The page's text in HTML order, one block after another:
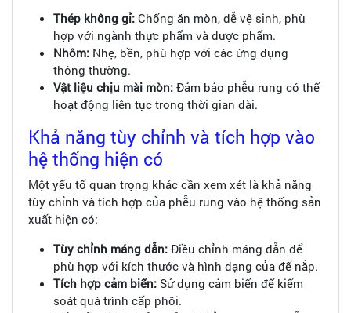
Thép không gỉ: Chống ăn mòn, dễ vệ sinh, phù
hợp với ngành thực phẩm và dược phẩm.
Nhôm: Nhẹ, bền, phù hợp với các ứng dụng
thông thường.
Vật liệu chịu mài mòn: Đảm bảo phễu rung có thể
hoạt động liên tục trong thời gian dài.
Khả năng tùy chỉnh và tích hợp vào
hệ thống hiện có
Một yếu tố quan trọng khác cần xem xét là khả năng
tùy chỉnh và tích hợp của phễu rung vào hệ thống sản
xuất hiện có:
Tùy chỉnh máng dẫn: Điều chỉnh máng dẫn để
phù hợp với kích thước và hình dạng của đế nắp.
Tích hợp cảm biến: Sử dụng cảm biến để kiểm
soát quá trình cấp phôi.